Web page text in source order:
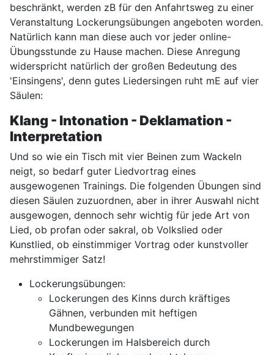
beschränkt, werden zB für den Anfahrtsweg zu einer
Veranstaltung Lockerungsübungen angeboten worden.
Natürlich kann man diese auch vor jeder online-
Übungsstunde zu Hause machen. Diese Anregung
widerspricht natürlich der großen Bedeutung des
'Einsingens', denn gutes Liedersingen ruht mE auf vier
Säulen:
Klang - Intonation - Deklamation -
Interpretation
Und so wie ein Tisch mit vier Beinen zum Wackeln
neigt, so bedarf guter Liedvortrag eines
ausgewogenen Trainings. Die folgenden Übungen sind
diesen Säulen zuzuordnen, aber in ihrer Auswahl nicht
ausgewogen, dennoch sehr wichtig für jede Art von
Lied, ob profan oder sakral, ob Volkslied oder
Kunstlied, ob einstimmiger Vortrag oder kunstvoller
mehrstimmiger Satz!
Lockerungsübungen:
Lockerungen des Kinns durch kräftiges
Gähnen, verbunden mit heftigen
Mundbewegungen
Lockerungen im Halsbereich durch